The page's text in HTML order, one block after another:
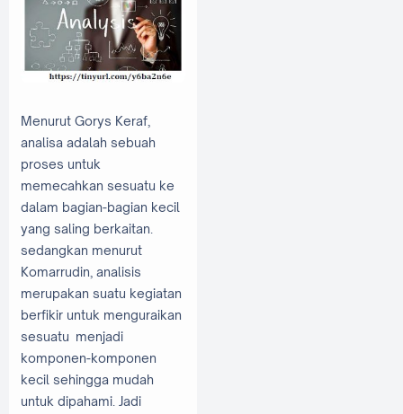
Menurut Gorys Keraf,
analisa adalah sebuah
proses untuk
memecahkan sesuatu ke
dalam bagian-bagian kecil
yang saling berkaitan.
sedangkan menurut
Komarrudin, analisis
merupakan suatu kegiatan
berfikir untuk menguraikan
sesuatu menjadi
komponen-komponen
kecil sehingga mudah
untuk dipahami. Jadi